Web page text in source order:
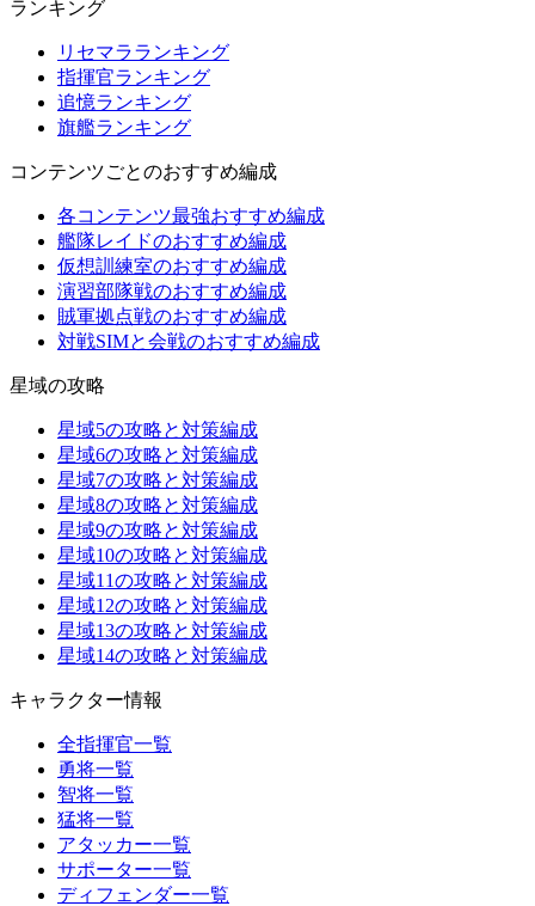
ランキング
リセマラランキング
指揮官ランキング
追憶ランキング
旗艦ランキング
コンテンツごとのおすすめ編成
各コンテンツ最強おすすめ編成
艦隊レイドのおすすめ編成
仮想訓練室のおすすめ編成
演習部隊戦のおすすめ編成
賊軍拠点戦のおすすめ編成
対戦SIMと会戦のおすすめ編成
星域の攻略
星域5の攻略と対策編成
星域6の攻略と対策編成
星域7の攻略と対策編成
星域8の攻略と対策編成
星域9の攻略と対策編成
星域10の攻略と対策編成
星域11の攻略と対策編成
星域12の攻略と対策編成
星域13の攻略と対策編成
星域14の攻略と対策編成
キャラクター情報
全指揮官一覧
勇将一覧
智将一覧
猛将一覧
アタッカー一覧
サポーター一覧
ディフェンダー一覧